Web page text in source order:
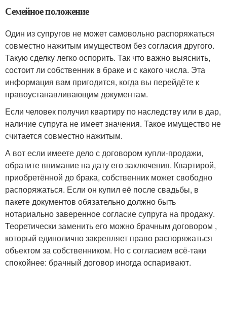
Семейное положение
Один из супругов не может самовольно распоряжаться
совместно нажитым имуществом без согласия другого.
Такую сделку легко оспорить. Так что важно выяснить,
состоит ли собственник в браке и с какого числа. Эта
информация вам пригодится, когда вы перейдёте к
правоустанавливающим документам.
Если человек получил квартиру по наследству или в дар,
наличие супруга не имеет значения. Такое имущество не
считается совместно нажитым.
А вот если имеете дело с договором купли-продажи,
обратите внимание на дату его заключения. Квартирой,
приобретённой до брака, собственник может свободно
распоряжаться. Если он купил её после свадьбы, в
пакете документов обязательно должно быть
нотариально заверенное согласие супруга на продажу.
Теоретически заменить его можно брачным договором ,
который единолично закрепляет право распоряжаться
объектом за собственником. Но с согласием всё-таки
спокойнее: брачный договор иногда оспаривают.